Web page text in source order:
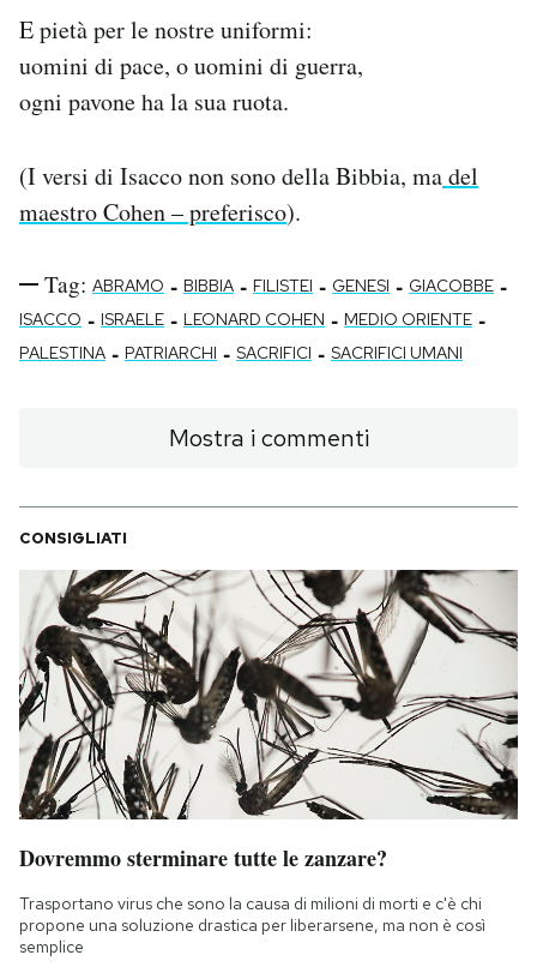
E pietà per le nostre uniformi:
uomini di pace, o uomini di guerra,
ogni pavone ha la sua ruota.
(I versi di Isacco non sono della Bibbia, madel
maestro Cohen – preferisco).
Tag: ABRAMO - BIBBIA - FILISTEI - GENESI - GIACOBBE -
ISACCO - ISRAELE - LEONARD COHEN - MEDIO ORIENTE -
PALESTINA - PATRIARCHI - SACRIFICI - SACRIFICI UMANI
Mostra i commenti
CONSIGLIATI
Dovremmo sterminare tutte le zanzare?
Trasportano virus che sono la causa di milioni di morti e c'è chi
propone una soluzione drastica per liberarsene, ma non è così
semplice